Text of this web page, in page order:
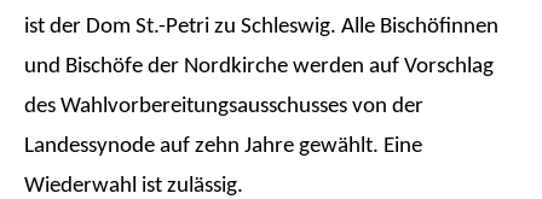
ist der Dom St.-Petri zu Schleswig. Alle Bischöfinnen
und Bischöfe der Nordkirche werden auf Vorschlag
des Wahlvorbereitungsausschusses von der
Landessynode auf zehn Jahre gewählt. Eine
Wiederwahl ist zulässig.